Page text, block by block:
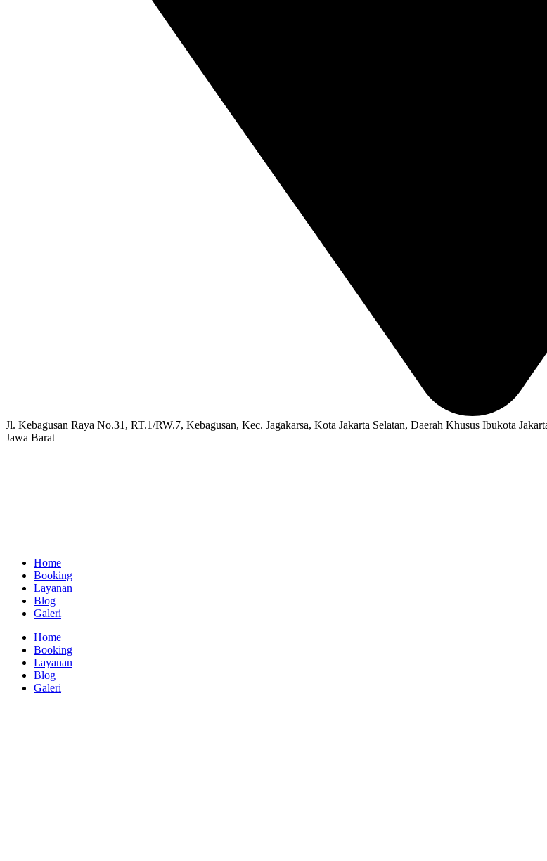
Jl. Kebagusan Raya No.31, RT.1/RW.7, Kebagusan, Kec. Jagakarsa, Kota Jakarta Selatan, Daerah Khusus Ibukota
Jawa Barat
Home
Booking
Layanan
Blog
Galeri
Home
Booking
Layanan
Blog
Galeri